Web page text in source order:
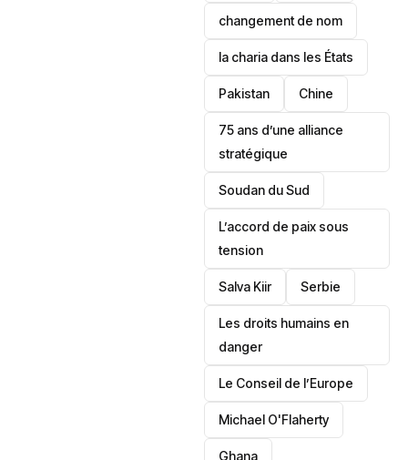
changement de nom
la charia dans les États
‎Pakistan Chine
75 ans d’une alliance
stratégique
‎Soudan du Sud
L’accord de paix sous
tension
Salva Kiir ‎Serbie
Les droits humains en
danger
‎Le Conseil de l’Europe
Michael O'Flaherty
‎Ghana